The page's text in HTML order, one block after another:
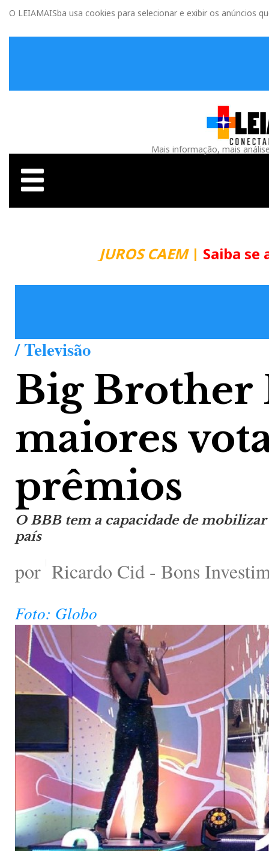
O LEIAMAISba usa cookies para selecionar e exibir os anúncios
Mais informação, mais
JUROS CAEM| Saiba se
/ Televisão
Big Brother
maiores
prêmios
O BBB tem a capacidade de
país
por Ricardo Cid - Bons
Foto: Globo